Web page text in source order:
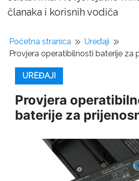
članaka i korisnih vodiča
Početna stranica
Uređaji
Provjera operatibilnosti baterije za
UREĐAJI
Provjera
baterije za